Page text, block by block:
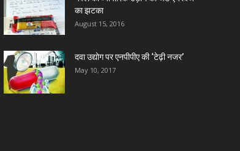
का झटका
August 15, 2016
दवा उद्योग पर एनपीपीए की ‘टेढ़ी नजर’
May 10, 2017